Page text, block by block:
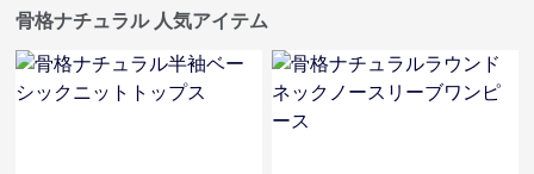
骨格ナチュラル 人気アイテム